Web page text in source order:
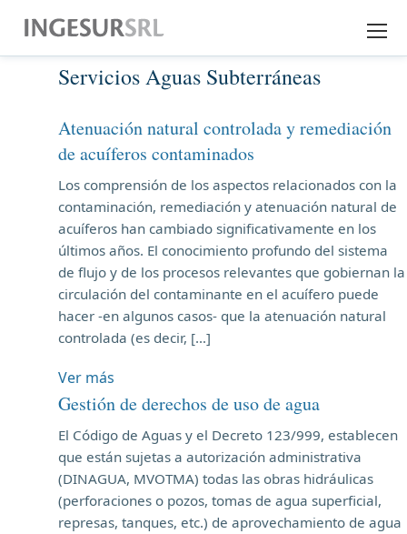
EMPRESA
EXPERIENCIA
DESCARGAS
CONTACTO
Servicios Aguas Subterráneas
Atenuación natural controlada y remediación
de acuíferos contaminados
Los comprensión de los aspectos relacionados con la
contaminación, remediación y atenuación natural de
acuíferos han cambiado significativamente en los
últimos años. El conocimiento profundo del sistema
de flujo y de los procesos relevantes que gobiernan la
circulación del contaminante en el acuífero puede
hacer -en algunos casos- que la atenuación natural
controlada (es decir, […]
Ver más
Gestión de derechos de uso de agua
El Código de Aguas y el Decreto 123/999, establecen
que están sujetas a autorización administrativa
(DINAGUA, MVOTMA) todas las obras hidráulicas
(perforaciones o pozos, tomas de agua superficial,
represas, tanques, etc.) de aprovechamiento de agua